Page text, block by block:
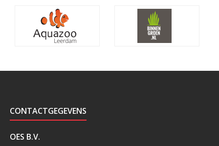
CONTACTGEGEVENS
OES B.V.